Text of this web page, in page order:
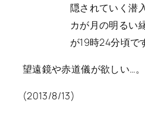
隠されていく潜
カが月の明るい
が19時24分頃で
望遠鏡や赤道儀が欲しい…。
(2013/8/13)